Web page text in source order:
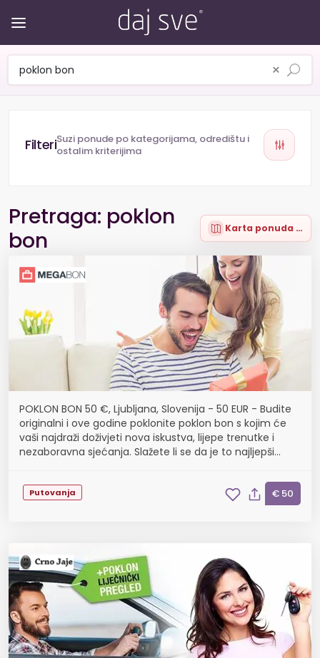
×
Suzi ponude po kategorijama, odredištu i
ostalim kriterijima
Pretraga: poklon
bon
Karta ponuda (14)
POKLON BON 50 €, Ljubljana, Slovenija - 50 EUR - Budite
originalni i ove godine poklonite poklon bon s kojim će
vaši najdraži doživjeti nova iskustva, lijepe trenutke i
nezaboravna sjećanja. Slažete li se da je to najljepši
Putovanja € 50